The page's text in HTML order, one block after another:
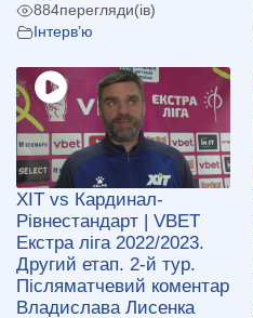
884перегляди(ів)
Інтерв’ю
ХІТ vs Кардинал-
Рівнестандарт | VBET
Екстра ліга 2022/2023.
Другий етап. 2-й тур.
Післяматчевий коментар
Владислава Лисенка